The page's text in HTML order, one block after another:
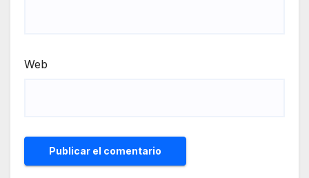
Web